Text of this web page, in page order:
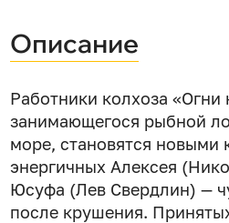
Описание
Работники колхоза
занимающегося рыбной
море, становятся новыми
энергичных Алексея
Юсуфа (Лев Свердлин) —
после крушения.